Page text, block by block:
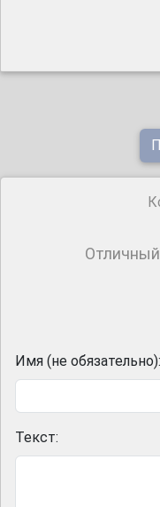
Имя (не обязательно):
Текст: